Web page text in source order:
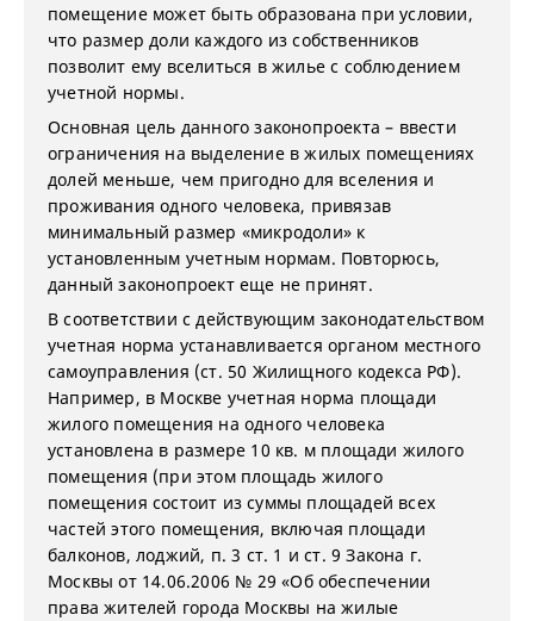
помещение может быть образована при условии,
что размер доли каждого из собственников
позволит ему вселиться в жилье с соблюдением
учетной нормы.
Основная цель данного законопроекта – ввести
ограничения на выделение в жилых помещениях
долей меньше, чем пригодно для вселения и
проживания одного человека, привязав
минимальный размер «микродоли» к
установленным учетным нормам. Повторюсь,
данный законопроект еще не принят.
В соответствии с действующим законодательством
учетная норма устанавливается органом местного
самоуправления (ст. 50 Жилищного кодекса РФ).
Например, в Москве учетная норма площади
жилого помещения на одного человека
установлена в размере 10 кв. м площади жилого
помещения (при этом площадь жилого
помещения состоит из суммы площадей всех
частей этого помещения, включая площади
балконов, лоджий, п. 3 ст. 1 и ст. 9 Закона г.
Москвы от 14.06.2006 № 29 «Об обеспечении
права жителей города Москвы на жилые